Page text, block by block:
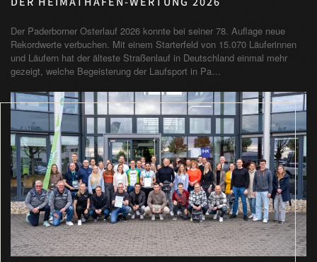
Der Paderborner Osterlauf 2026 konnte bei seiner 78. Auflage neue
Rekordwerte verbuchen. Mit einem Starterfeld von 15.070 Läuferinnen
und Läufern hat der älteste Straßenlauf in Deutschland einmal mehr
gezeigt, welche Begeisterung der Laufsport in Pa…